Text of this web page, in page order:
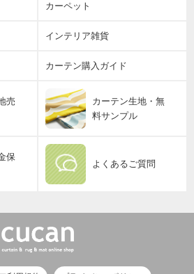
カーペット
インテリア雑貨
カーテン購入ガイド
売
カーテン生地・無
料サンプル
保
よくあるご質問